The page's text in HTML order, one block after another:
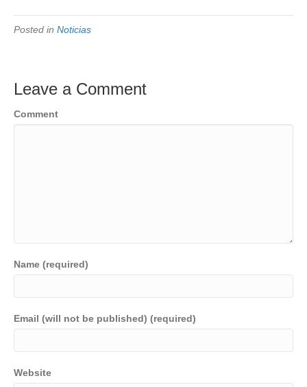
Posted in Noticias
Leave a Comment
Comment
Name (required)
Email (will not be published) (required)
Website